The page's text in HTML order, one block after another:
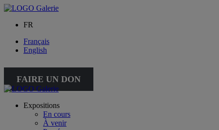
FR
Français
English
FAIRE UN DON
Expositions
En cours
À venir